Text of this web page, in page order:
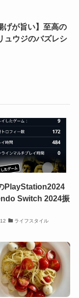
げが旨い】至高の
ュウジのバズレシ
PlayStation2024
Switch 2024振
ライフスタイル